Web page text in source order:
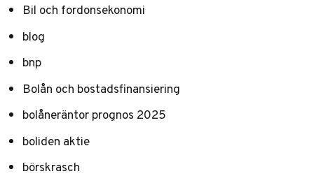
Bil och fordonsekonomi
blog
bnp
Bolån och bostadsfinansiering
bolåneräntor prognos 2025
boliden aktie
börskrasch